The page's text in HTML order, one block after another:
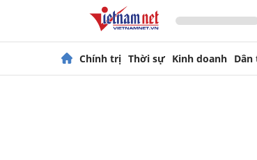
Chính trị Thời sự Kinh doanh Dân